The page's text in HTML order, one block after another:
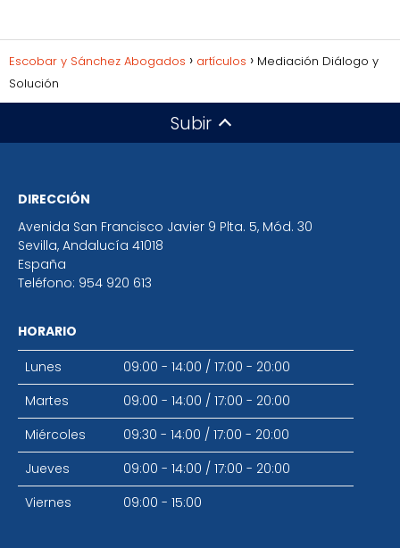
Escobar y Sánchez Abogados artículos
Mediación Diálogo y
Solución
Subir
DIRECCIÓN
Avenida San Francisco Javier 9 Plta. 5, Mód. 30
Sevilla, Andalucía 41018
España
Teléfono: 954 920 613
HORARIO
Lunes
09:00 - 14:00 / 17:00 - 20:00
Martes
09:00 - 14:00 / 17:00 - 20:00
Miércoles
09:30 - 14:00 / 17:00 - 20:00
Jueves
09:00 - 14:00 / 17:00 - 20:00
Viernes
09:00 - 15:00